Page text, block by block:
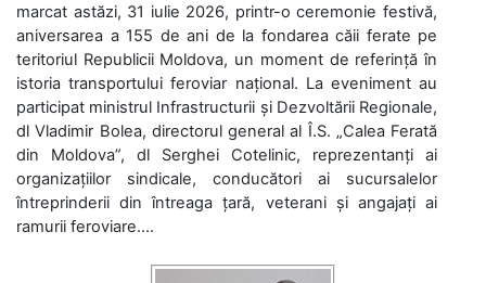
marcat astăzi, 31 iulie 2026, printr-o ceremonie festivă,
aniversarea a 155 de ani de la fondarea căii ferate pe
teritoriul Republicii Moldova, un moment de referință în
istoria transportului feroviar național. La eveniment au
participat ministrul Infrastructurii și Dezvoltării Regionale,
dl Vladimir Bolea, directorul general al Î.S. „Calea Ferată
din Moldova”, dl Serghei Cotelinic, reprezentanți ai
organizațiilor sindicale, conducători ai sucursalelor
întreprinderii din întreaga țară, veterani și angajați ai
ramurii feroviare....